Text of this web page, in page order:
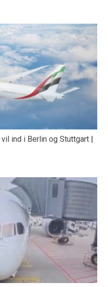
ind i Berlin og Stuttgart |